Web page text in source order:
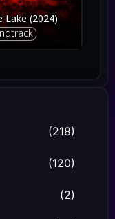
Lake (2024)
(218)
(120)
(2)